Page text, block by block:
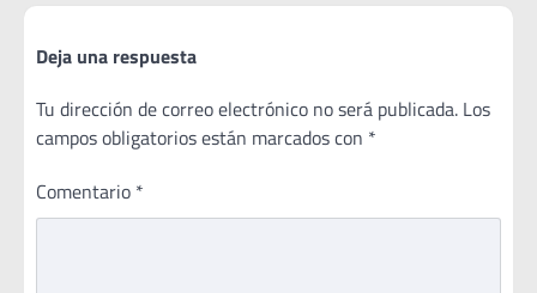
Deja una respuesta
Tu dirección de correo electrónico no será publicada. Los
campos obligatorios están marcados con *
Comentario *